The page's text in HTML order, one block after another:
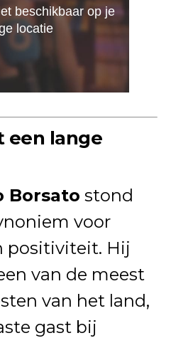
een lange
Borsato stond
voor
positiviteit. Hij
van de meest
van het land,
gast bij